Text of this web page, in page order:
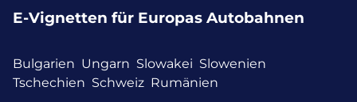
E-Vignetten für Europas Autobahnen
Bulgarien Ungarn Slowakei Slowenien
Tschechien Schweiz Rumänien